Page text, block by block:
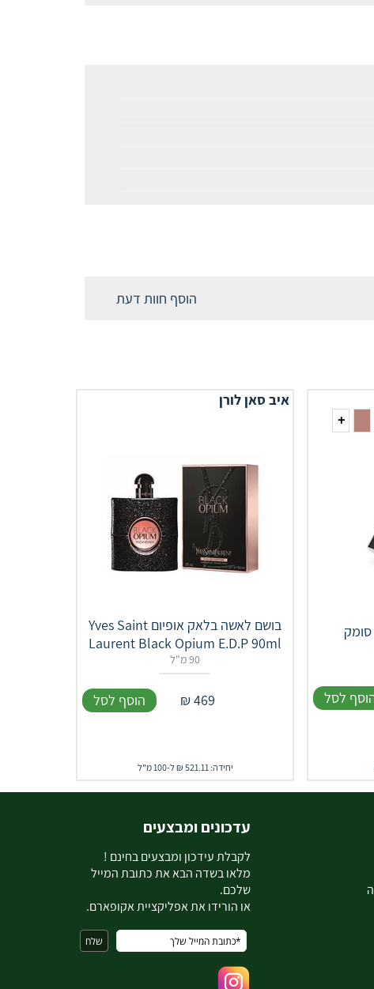
הוסף חוות דעת
+
לסל
איב סאן לורן
בושם לאשה בלאק אופיום Yves Saint
Laurent Black Opium E.D.P 90ml
90 מ"ל
469
₪ הוסף לסל
יחידה: 521.11 ₪ ל-100 מ"ל
עדכונים ומבצעים
לקבלת עידכון ומבצעים בחינם !
מלאו בשדה הבא את כתובת המייל
שלכם.
או הורידו את אפליקציית אקופארם.